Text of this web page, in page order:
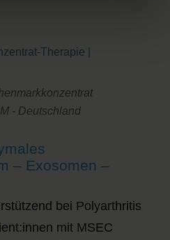
- Deutschland
– Exosomen –
bei Polyarthritis
mit MSEC